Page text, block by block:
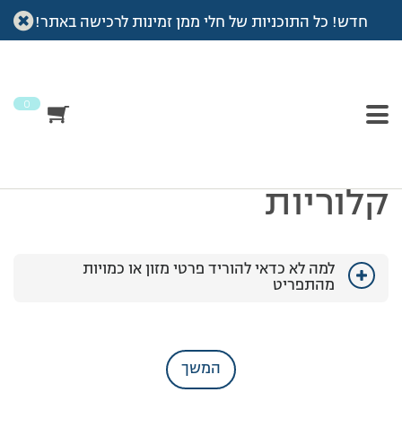
חדש! כל התוכניות של חלי ממן זמינות לרכישה באתר!
0
עמוד הבית>תפריטים> תפריט אביב – 1200 קלוריות
אביב –
קלוריות
למה לא כדאי להוריד פרטי מזון או כמויות
מהתפריט
המשך